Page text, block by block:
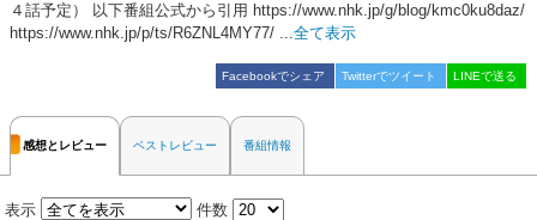
４話予定） 以下番組公式から引用 https://www.nhk.jp/g/blog/kmc0ku8daz/
https://www.nhk.jp/p/ts/R6ZNL4MY77/ ...全て表示
Facebookでシェア Twitterでツイート LINEで送る
感想とレビュー ベストレビュー 番組情報
表示
件数